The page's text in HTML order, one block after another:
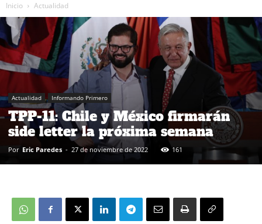
Inicio Actualidad
Actualidad Informando Primero
TPP-11: Chile y México firmarán
side letter la próxima semana
Por Eric Paredes - 27 de noviembre de 2022 161